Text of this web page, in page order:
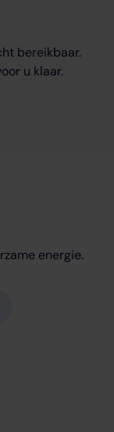
bereikbaar.
u klaar.
energie.